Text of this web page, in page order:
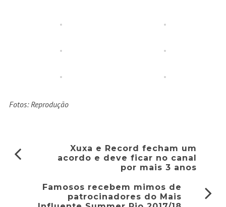
Fotos: Reprodução
Xuxa e Record fecham um
acordo e deve ficar no canal
por mais 3 anos
Famosos recebem mimos de
patrocinadores do Mais